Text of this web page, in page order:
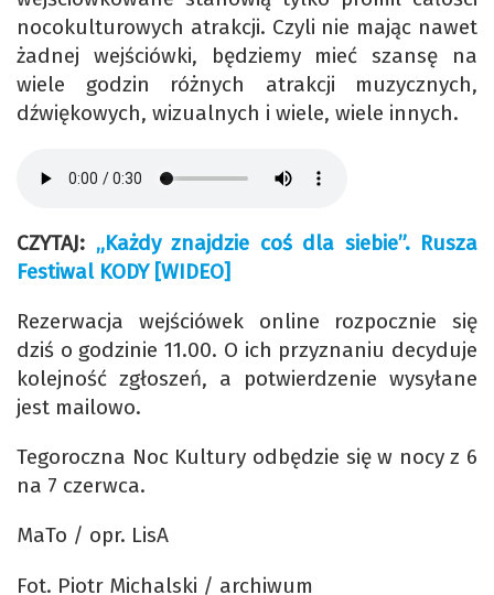
nocokulturowych atrakcji. Czyli nie mając nawet
żadnej wejściówki, będziemy mieć szansę na
wiele godzin różnych atrakcji muzycznych,
dźwiękowych, wizualnych i wiele, wiele innych.
CZYTAJ: „Każdy znajdzie coś dla siebie”. Rusza
Festiwal KODY [WIDEO]
Rezerwacja wejściówek online rozpocznie się
dziś o godzinie 11.00. O ich przyznaniu decyduje
kolejność zgłoszeń, a potwierdzenie wysyłane
jest mailowo.
Tegoroczna Noc Kultury odbędzie się w nocy z 6
na 7 czerwca.
MaTo / opr. LisA
Fot. Piotr Michalski / archiwum